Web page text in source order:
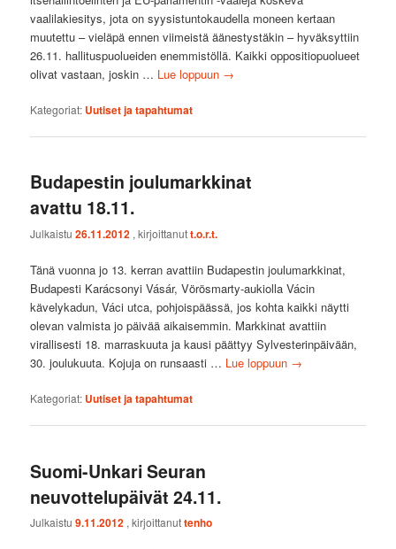
vaalilakiesitys, jota on syysistuntokaudella moneen kertaan
muutettu – vieläpä ennen viimeistä äänestystäkin – hyväksyttiin
26.11. hallituspuolueiden enemmistöllä. Kaikki oppositiopuolueet
olivat vastaan, joskin … Lue loppuun →
Kategoriat: Uutiset ja tapahtumat
Budapestin joulumarkkinat
avattu 18.11.
Julkaistu26.11.2012 , kirjoittanutt.o.r.t.
Tänä vuonna jo 13. kerran avattiin Budapestin joulumarkkinat,
Budapesti Karácsonyi Vásár, Vörösmarty-aukiolla Vácin
kävelykadun, Váci utca, pohjoispäässä, jos kohta kaikki näytti
olevan valmista jo päivää aikaisemmin. Markkinat avattiin
virallisesti 18. marraskuuta ja kausi päättyy Sylvesterinpäivään,
30. joulukuuta. Kojuja on runsaasti … Lue loppuun →
Kategoriat: Uutiset ja tapahtumat
Suomi-Unkari Seuran
neuvottelupäivät 24.11.
Julkaistu9.11.2012 , kirjoittanuttenho